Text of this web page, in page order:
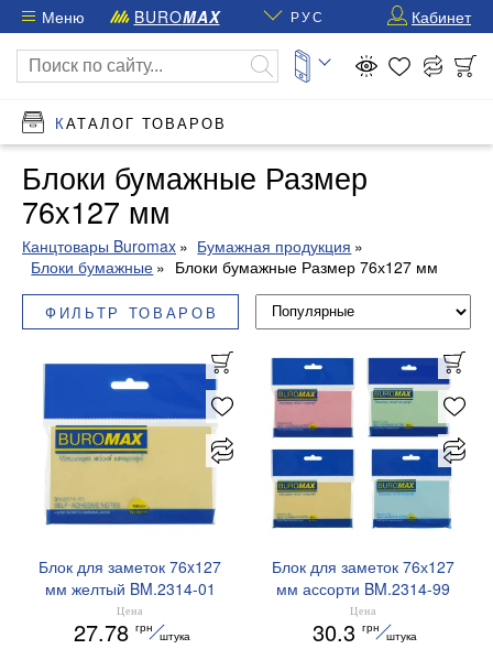
Меню BUROMAX РУС Кабинет
КАТАЛОГ ТОВАРОВ
Блоки бумажные Размер
76х127 мм
Канцтовары Buromax
Бумажная продукция
Блоки бумажные
Блоки бумажные Размер 76х127 мм
ФИЛЬТР ТОВАРОВ
Блок для заметок 76x127
мм желтый BM.2314-01
Buromax
Цена
27.78 грн
штука
Блок для заметок 76х127
мм ассорти BM.2314-99
Buromax
Цена
30.3 грн
штука